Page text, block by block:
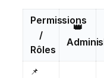
Permissions
/
Rôles
👑
📌